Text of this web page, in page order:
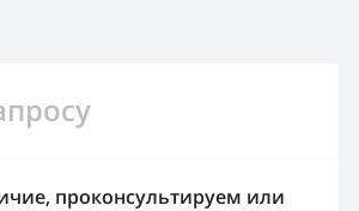
проконсультируем или